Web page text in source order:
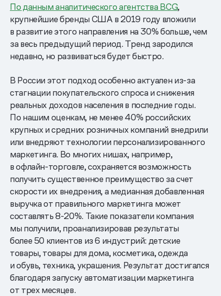
По данным аналитического агентства BCG,
крупнейшие бренды США в 2019 году вложили
в развитие этого направления на 30% больше, чем
за весь предыдущий период. Тренд зародился
недавно, но развиваться будет быстро.
В России этот подход особенно актуален из-за
стагнации покупательского спроса и снижения
реальных доходов населения в последние годы.
По нашим оценкам, не менее 40% российских
крупных и средних розничных компаний внедрили
или внедряют технологии персонализированного
маркетинга. Во многих нишах, например,
в офлайн-торговле, сохраняется возможность
получить существенное преимущество за счет
скорости их внедрения, а медианная добавленная
выручка от правильного маркетинга может
составлять 8-20%. Такие показатели компания
мы получили, проанализировав результаты
более 50 клиентов из 6 индустрий: детские
товары, товары для дома, косметика, одежда
и обувь, техника, украшения. Результат достигался
благодаря запуску автоматизации маркетинга
от трех месяцев.